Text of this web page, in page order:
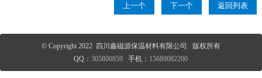
上一个 下一个 返回列表
© Copyright 2022 四川鑫磁源保温材料有限公司 版权所有
QQ：305800859 手机： 15680082200